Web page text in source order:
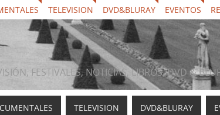
TELEVISION DVD&BLURAY EVENTOS
FESTIVALES, NOTICIAS, LIBROS, DVD &
TELEVISION DVD&BLURAY